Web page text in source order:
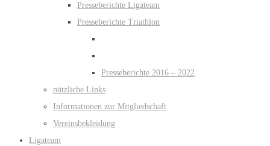
Presseberichte Ligateam
Presseberichte Triathlon
Presseberichte 2016 – 2022
nützliche Links
Informationen zur Mitgliedschaft
Vereinsbekleidung
Ligateam